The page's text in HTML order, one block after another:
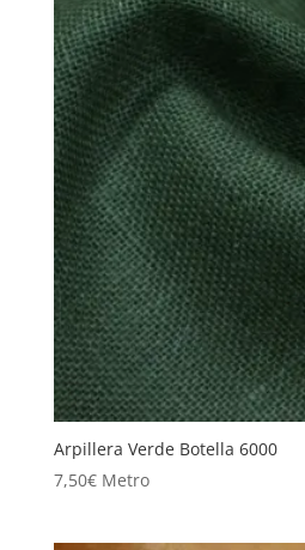
Arpillera Verde Botella 6000
7,50€ Metro